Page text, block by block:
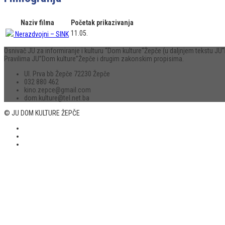
Naziv filma
Početak prikazivanja
Nerazdvojni – SINK 11.05.
Osnivač JU za informiranje i kulturu “Dom kulture“Žepče (u daljnjem tekstu
Pravilima JU”Dom kulture”Žepče i drugim zakonskim propisima.
Ul. Prva bb Žepče 72230 Žepče
032 880 462
kino.zepce@gmail.com
dom.kulture@tel.net.ba
© JU DOM KULTURE ŽEPČE